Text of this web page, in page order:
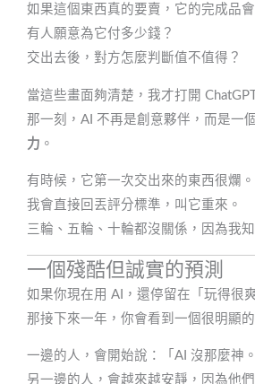
如果這個東西真的要賣，它的完成品
有人願意為它付多少錢？
交出去後，對方怎麼判斷值不值得？
當這些畫面夠清楚，我才打開
那一刻，AI 不再是創意夥伴，而是一個
力 。
有時候，它第一次交出來的東西很爛。
我會直接回丟評分標準，叫它重來。
三輪、五輪、十輪都沒關係，因為我
一個殘酷但誠實的預測
如果你現在用 AI，還停留在「玩得很
那接下來一年，你會看到一個很明顯的
一邊的人，會開始說：「AI 沒那麼神。
另一邊的人，會越來越安靜，因為他